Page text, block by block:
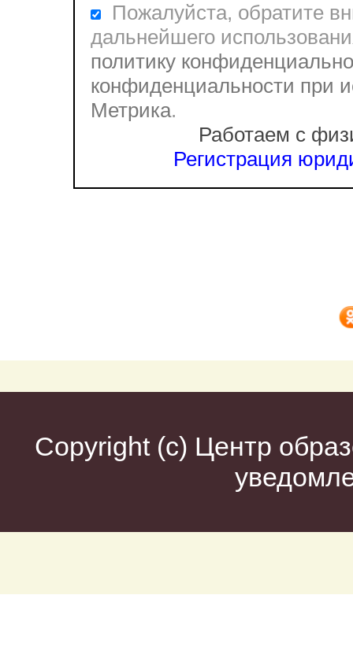
Пожалуйста, обратите
дальнейшего
политику
конфиденциальности при
Метрика.
Работаем с
Регистрация
Copyright (c) Центр